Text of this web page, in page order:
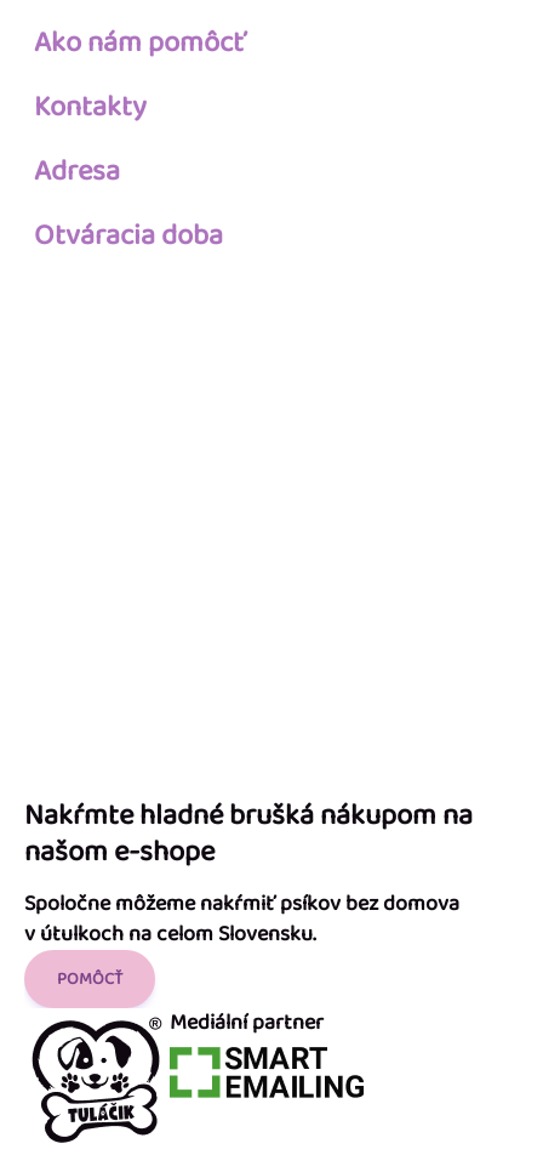
Ako nám pomôcť
Kontakty
Adresa
Otváracia doba
Nakŕmte hladné brušká nákupom na
našom e-shope
Spoločne môžeme nakŕmiť psíkov bez domova
v útulkoch na celom Slovensku.
POMÔCŤ
Mediální partner